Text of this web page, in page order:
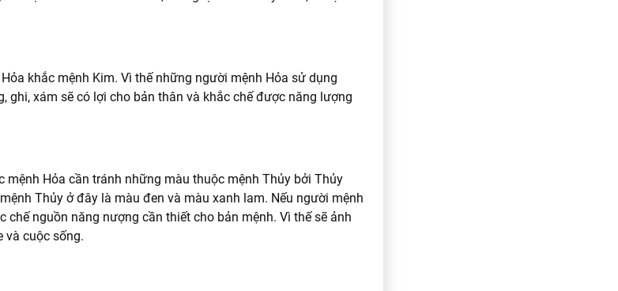
khắc mệnh Kim. Vì thế những người mệnh Hỏa sử dụng
ghi, xám sẽ có lợi cho bản thân và khắc chế được năng lượng
mệnh Hỏa cần tránh những màu thuộc mệnh Thủy bởi Thủy
Thủy ở đây là màu đen và màu xanh lam. Nếu người mệnh
chế nguồn năng nượng cần thiết cho bản mệnh. Vì thế sẽ ảnh
và cuộc sống.